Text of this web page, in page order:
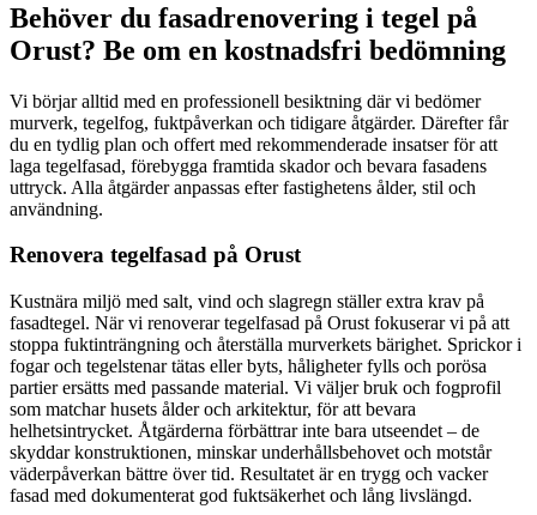
Behöver du fasadrenovering i tegel på
Orust? Be om en kostnadsfri bedömning
Vi börjar alltid med en professionell besiktning där vi bedömer
murverk, tegelfog, fuktpåverkan och tidigare åtgärder. Därefter får
du en tydlig plan och offert med rekommenderade insatser för att
laga tegelfasad, förebygga framtida skador och bevara fasadens
uttryck. Alla åtgärder anpassas efter fastighetens ålder, stil och
användning.
Renovera tegelfasad på Orust
Kustnära miljö med salt, vind och slagregn ställer extra krav på
fasadtegel. När vi renoverar tegelfasad på Orust fokuserar vi på att
stoppa fuktinträngning och återställa murverkets bärighet. Sprickor i
fogar och tegelstenar tätas eller byts, håligheter fylls och porösa
partier ersätts med passande material. Vi väljer bruk och fogprofil
som matchar husets ålder och arkitektur, för att bevara
helhetsintrycket. Åtgärderna förbättrar inte bara utseendet – de
skyddar konstruktionen, minskar underhållsbehovet och motstår
väderpåverkan bättre över tid. Resultatet är en trygg och vacker
fasad med dokumenterat god fuktsäkerhet och lång livslängd.